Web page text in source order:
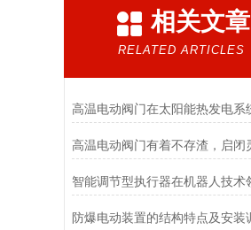
相关文章
RELATED ARTICLES